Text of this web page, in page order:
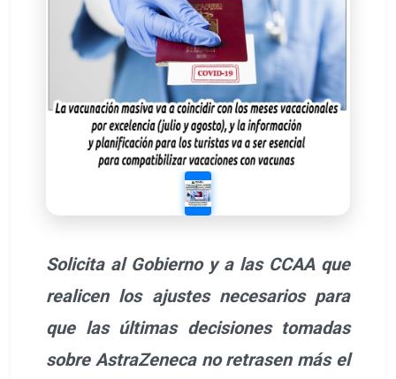
Solicita al Gobierno y a las CCAA que
realicen los ajustes necesarios para
que las últimas decisiones tomadas
sobre AstraZeneca no retrasen más el